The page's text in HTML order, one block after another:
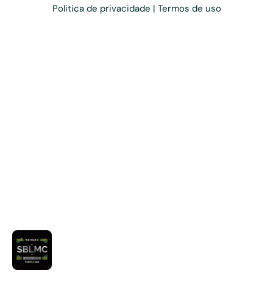
Politica de privacidade | Termos de uso